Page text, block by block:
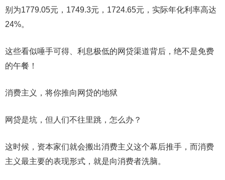
别为1779.05元，1749.3元，1724.65元，实际年化利率高达
24%。
这些看似唾手可得、利息极低的网贷渠道背后，绝不是免费
的午餐！
消费主义，将你推向网贷的地狱
网贷是坑，但人们不往里跳，怎么办？
这时候，资本家们就会搬出消费主义这个幕后推手，而消费
主义最主要的表现形式，就是向消费者洗脑。